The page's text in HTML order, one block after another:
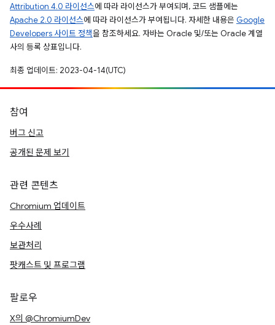
Attribution 4.0 라이선스에 따라 라이선스가 부여되며, 코드 샘플에는
Apache 2.0 라이선스에 따라 라이선스가 부여됩니다. 자세한 내용은 Google
Developers 사이트 정책을 참조하세요. 자바는 Oracle 및/또는 Oracle 계열
사의 등록 상표입니다.
최종 업데이트: 2023-04-14(UTC)
참여
버그 신고
공개된 문제 보기
관련 콘텐츠
Chromium 업데이트
우수사례
보관처리
팟캐스트 및 프로그램
팔로우
X의 @ChromiumDev